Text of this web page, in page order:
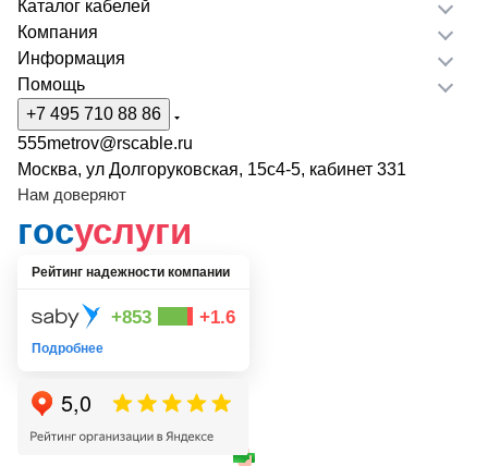
Каталог кабелей
Компания
Информация
Помощь
+7 495 710 88 86
555metrov@rscable.ru
Москва, ул Долгоруковская, 15с4-5, кабинет 331
Нам доверяют
госуслуги
Рейтинг надежности компании
+853 +1.6
Подробнее